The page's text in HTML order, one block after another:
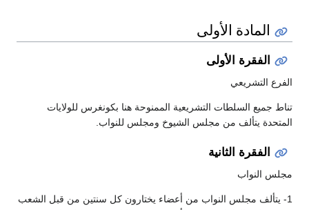
المادة الأولى
الفقرة الأولى
الفرع التشريعي
تناط جميع السلطات التشريعية الممنوحة هنا بكونغرس للولايات
المتحدة يتألف من مجلس الشيوخ ومجلس للنواب.
الفقرة الثانية
مجلس النواب
1- يتألف مجلس النواب من أعضاء يختارون كل سنتين من قبل الشعب